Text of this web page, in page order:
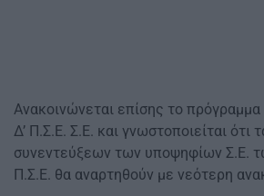
Ανακοινώνεται επίσης το
Δ’ Π.Σ.Ε. Σ.Ε. και γνωστοποιείται ότι
συνεντεύξεων των υποψηφίων Σ.Ε.
Π.Σ.Ε. θα αναρτηθούν με νεότερη